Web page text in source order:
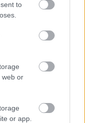
to
web or
or app.
Budapesti